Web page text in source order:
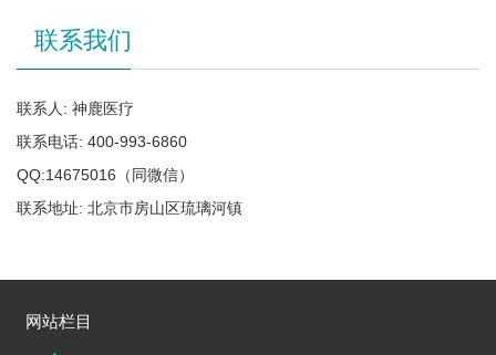
联系我们
联系人: 神鹿医疗
联系电话: 400-993-6860
QQ:14675016（同微信）
联系地址: 北京市房山区琉璃河镇
网站栏目